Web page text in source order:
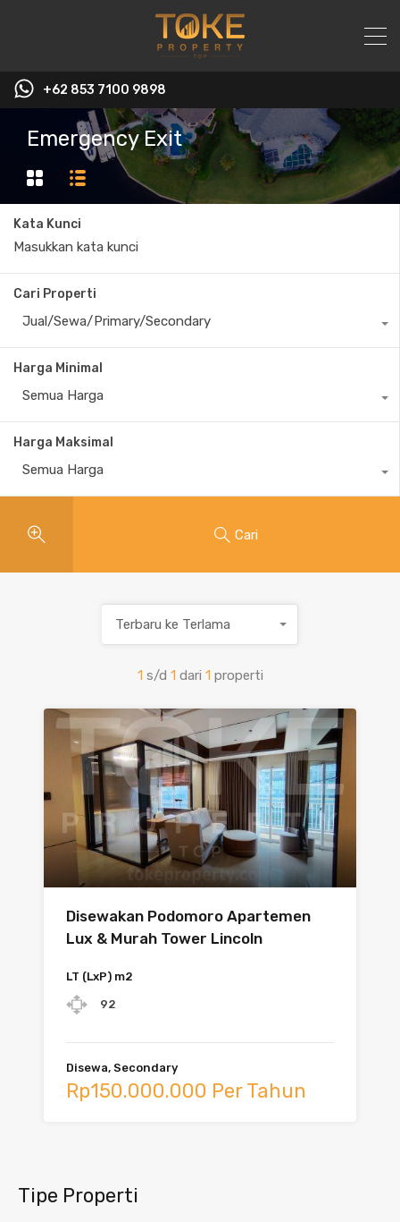
+62 853 7100 9898‬
Emergency Exit
Kata Kunci
Cari Properti
Jual/Sewa/Primary/Secondary
Harga Minimal
Semua Harga
Harga Maksimal
Semua Harga
Cari
1 s/d 1 dari 1 properti
Terbaru ke Terlama
Disewakan Podomoro Apartemen
Lux & Murah Tower Lincoln
LT (LxP) m2
92
Disewa, Secondary
Rp150.000.000 Per Tahun
Tipe Properti